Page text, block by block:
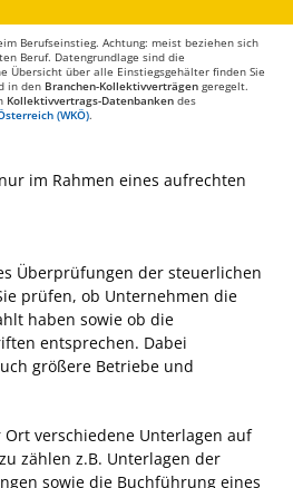
Berufseinstieg. Achtung: meist beziehen sich
Beruf. Datengrundlage sind die
Übersicht über alle Einstiegsgehälter finden Sie
in den Branchen-Kollektivverträgen geregelt.
Kollektivvertrags-Datenbanken des
(WKÖ).
im Rahmen eines aufrechten
Überprüfungen der steuerlichen
prüfen, ob Unternehmen die
haben sowie ob die
entsprechen. Dabei
größere Betriebe und
verschiedene Unterlagen auf
zählen z.B. Unterlagen der
sowie die Buchführung eines